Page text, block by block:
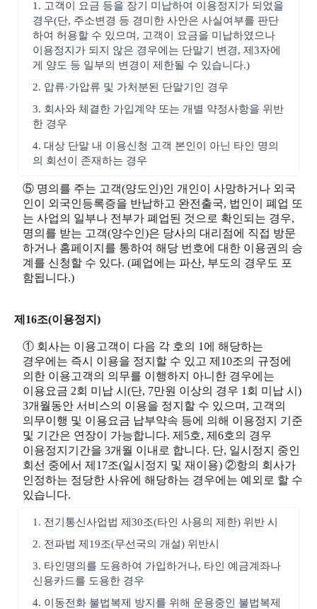
1. 고객이 요금 등을 장기 미납하여 이용정지가 되었을
경우(단, 주소변경 등 경미한 사안은 사실여부를 판단
하여 허용할 수 있으며, 고객이 요금을 미납하였으나
이용정지가 되지 않은 경우에는 단말기 변경, 제3자에
게 양도 등 일부의 변경이 제한될 수 있습니다.)
2. 압류·가압류 및 가처분된 단말기인 경우
3. 회사와 체결한 가입계약 또는 개별 약정사항을 위반
한 경우
4. 대상 단말 내 이용신청 고객 본인이 아닌 타인 명의
의 회선이 존재하는 경우
⑤ 명의를 주는 고객(양도인)인 개인이 사망하거나 외국
인이 외국인등록증을 반납하고 완전출국, 법인이 폐업 또
는 사업의 일부나 전부가 폐업된 것으로 확인되는 경우,
명의를 받는 고객(양수인)은 당사의 대리점에 직접 방문
하거나 홈페이지를 통하여 해당 번호에 대한 이용권의 승
계를 신청할 수 있다. (폐업에는 파산, 부도의 경우도 포
함됩니다.)
제16조(이용정지)
① 회사는 이용고객이 다음 각 호의 1에 해당하는
경우에는 즉시 이용을 정지할 수 있고 제10조의 규정에
의한 이용고객의 의무를 이행하지 아니한 경우에는
이용요금 2회 미납 시(단, 7만원 이상의 경우 1회 미납 시)
3개월동안 서비스의 이용을 정지할 수 있으며, 고객의
의무이행 및 이용요금 납부약속 등에 의해 이용정지 기준
및 기간은 연장이 가능합니다. 제5호, 제6호의 경우
이용정지기간을 3개월 이내로 합니다. 단, 일시정지 중인
회선 중에서 제17조(일시정지 및 재이용) ②항의 회사가
인정하는 정당한 사유에 해당하는 경우에는 예외로 할 수
있습니다.
1. 전기통신사업법 제30조(타인 사용의 제한) 위반 시
2. 전파법 제19조(무선국의 개설) 위반시
3. 타인명의를 도용하여 가입하거나, 타인 예금계좌나
신용카드를 도용한 경우
4. 이동전화 불법복제 방지를 위해 운용중인 불법복제